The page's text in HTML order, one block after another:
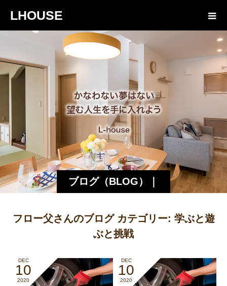
LHOUSE
ブログ（BLOG）｜
エルハウス
フロー父さんのブログ カテゴリー: 学ぶと遊
ぶと挑戦
DEC
10
2020
DEC
10
2020